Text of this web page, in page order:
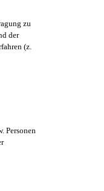
zu
der
(z.
Personen